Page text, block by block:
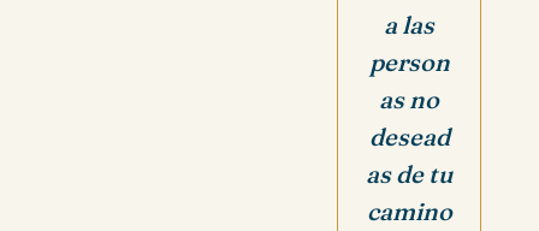
a las
person
as no
desead
as de tu
camino